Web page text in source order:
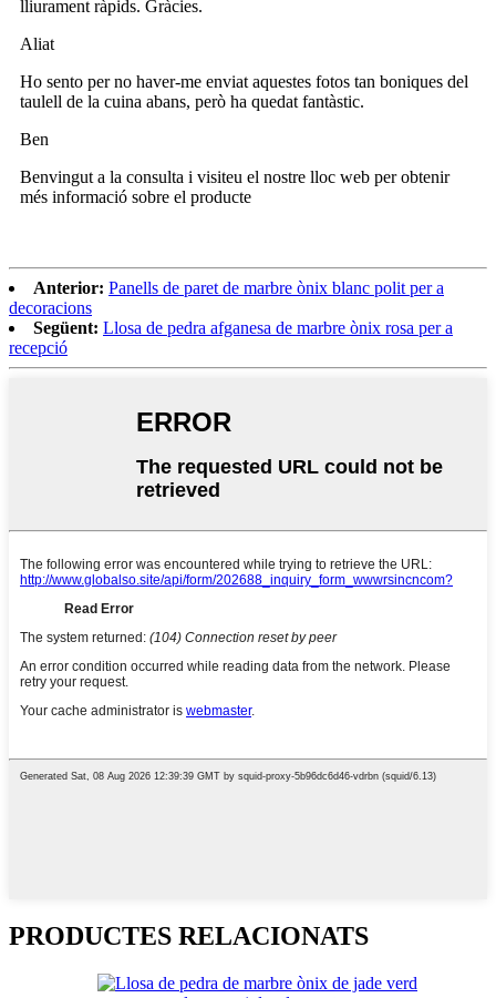
lliurament ràpids. Gràcies.
Aliat
Ho sento per no haver-me enviat aquestes fotos tan boniques del
taulell de la cuina abans, però ha quedat fantàstic.
Ben
Benvingut a la consulta i visiteu el nostre lloc web per obtenir
més informació sobre el producte
Anterior: Panells de paret de marbre ònix blanc polit per a
decoracions
Següent: Llosa de pedra afganesa de marbre ònix rosa per a
recepció
PRODUCTES RELACIONATS